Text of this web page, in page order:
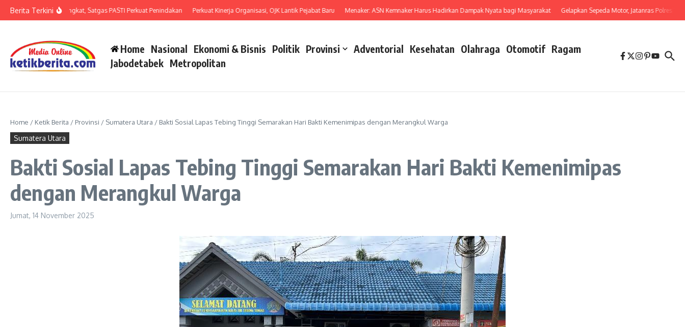
Berita Terkini
Penipuan Meningkat, Satgas PASTI Perkuat Penindakan Perkuat Kinerja Organisasi, OJK Lantik Pejabat Baru Menaker: ASN Kemnaker Harus Hadirkan Dampak Nyata bagi Masyarakat Gelapkan Sepeda Motor, Jatanras Polres Tebing
Home Nasional Ekonomi & Bisnis Politik Provinsi Adventorial Kesehatan Olahraga Otomotif Ragam
Jabodetabek Metropolitan
Home / Ketik Berita / Provinsi / Sumatera Utara / Bakti Sosial Lapas Tebing Tinggi Semarakan Hari Bakti Kemenimipas dengan Merangkul Warga
Sumatera Utara
Bakti Sosial Lapas Tebing Tinggi Semarakan Hari Bakti Kemenimipas
dengan Merangkul Warga
Jumat, 14 November 2025